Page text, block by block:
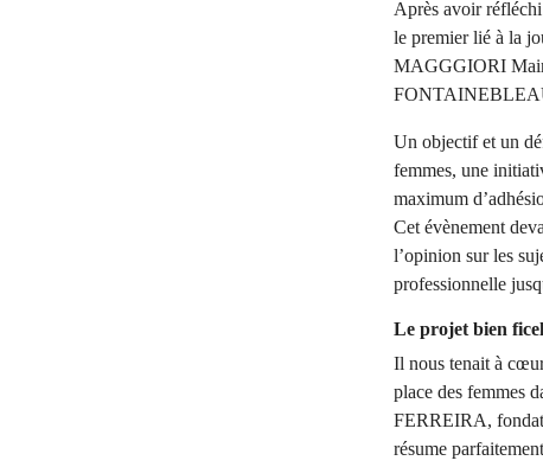
Après avoir réfléchi
le premier lié à la
MAGGGIORI
Un objectif et un
femmes, une
maximum
Cet évènement
l’opinion sur les
professionnelle
Le projet bien
Il nous tenait à
place des femmes
FERREIRA,
résume